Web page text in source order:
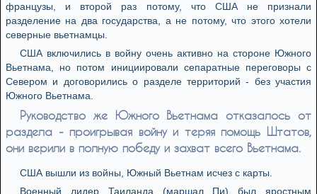
французы, и второй раз потому, что США не признали
разделение на два государства, а не потому, что этого хотели
северные вьетнамцы.
США включились в войну очень активно на стороне Южного
Вьетнама, но потом инициировали сепаратные переговоры с
Севером и договорились о разделе территорий - без участия
Южного Вьетнама.
Руководство же Южного Вьетнама отказалось от
раздела - проигрывая войну и теряя помощь Штатов,
они верили в полную победу и захват всего Вьетнама.
США вышли из войны, Южный Вьетнам исчез с карты.
Военный лидер Таиланда (маршал Пи) был яростным